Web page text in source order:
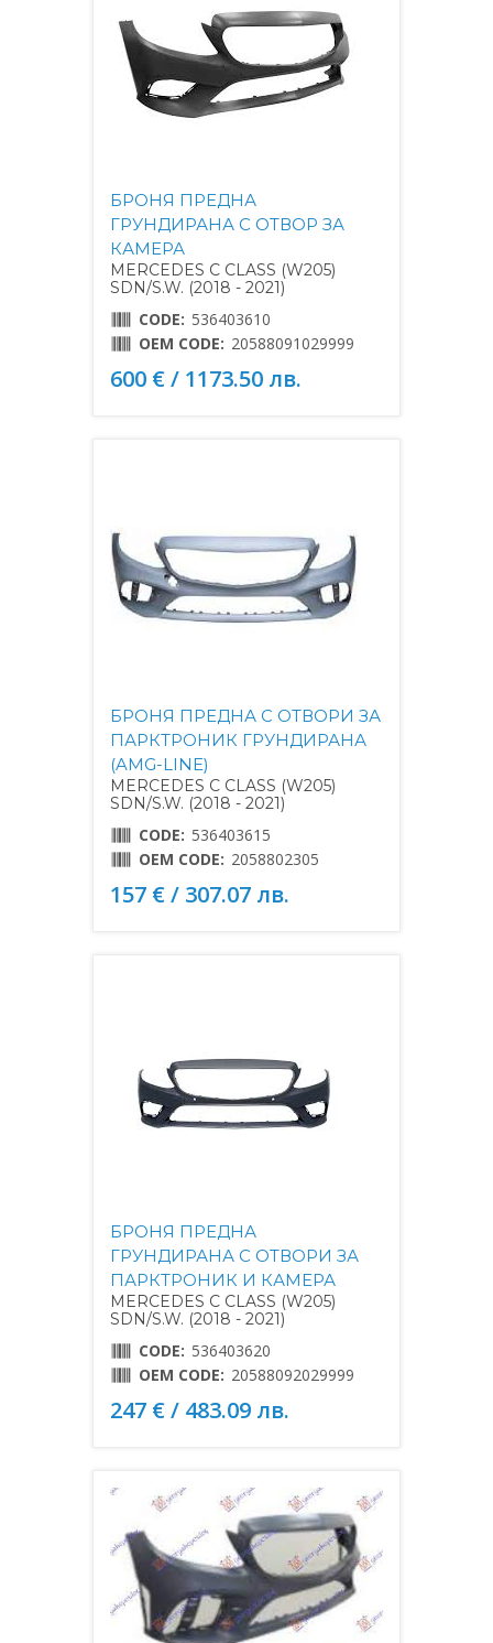
БРОНЯ ПРЕДНА
ГРУНДИРАНА С ОТВОР ЗА
КАМЕРА
MERCEDES C CLASS (W205)
SDN/S.W. (2018 - 2021)
CODE: 536403610
OEM CODE: 20588091029999
600 € / 1173.50 лв.
БРОНЯ ПРЕДНА С ОТВОРИ ЗА
ПАРКТРОНИК ГРУНДИРАНА
(AMG-LINE)
MERCEDES C CLASS (W205)
SDN/S.W. (2018 - 2021)
CODE: 536403615
OEM CODE: 2058802305
157 € / 307.07 лв.
БРОНЯ ПРЕДНА
ГРУНДИРАНА С ОТВОРИ ЗА
ПАРКТРОНИК И КАМЕРА
MERCEDES C CLASS (W205)
SDN/S.W. (2018 - 2021)
CODE: 536403620
OEM CODE: 20588092029999
247 € / 483.09 лв.